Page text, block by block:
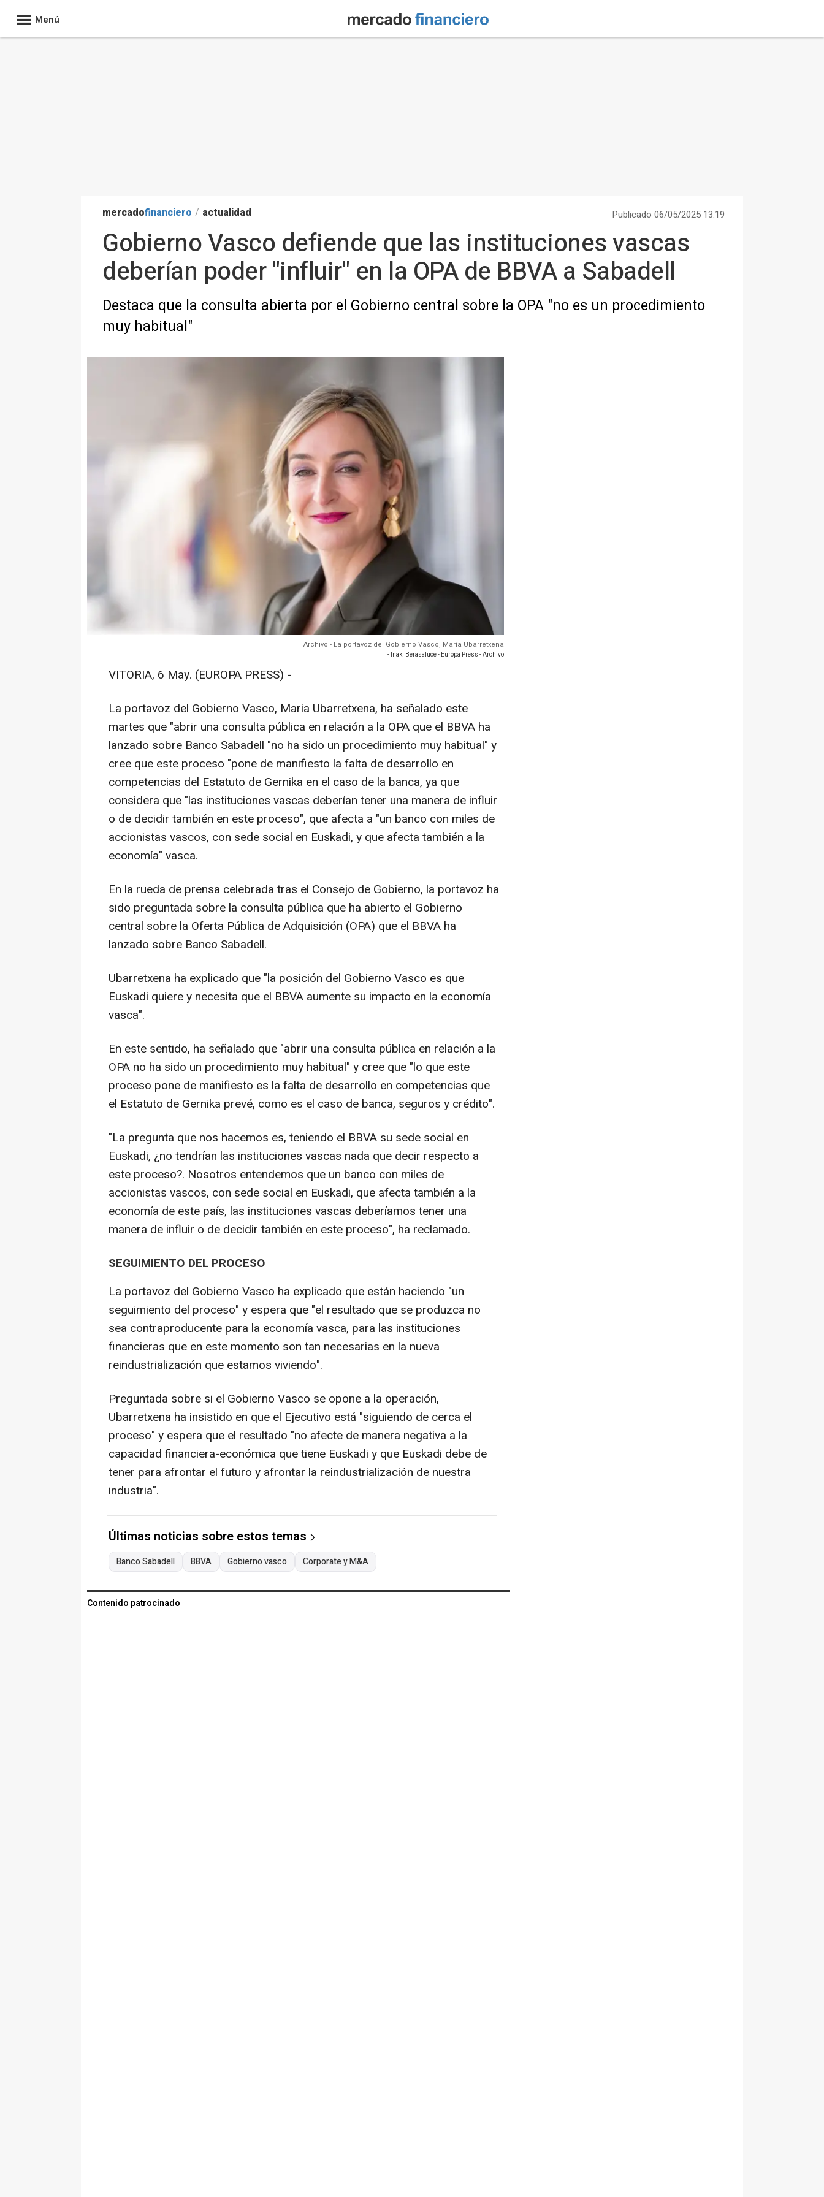
Menú
mercadofinanciero / actualidad Publicado 06/05/2025 13:19
Gobierno Vasco defiende que las instituciones vascas
deberían poder "influir" en la OPA de BBVA a Sabadell
Destaca que la consulta abierta por el Gobierno central sobre la OPA "no es un procedimiento
muy habitual"
Archivo - La portavoz del Gobierno Vasco, María Ubarretxena
- Iñaki Berasaluce - Europa Press - Archivo
VITORIA, 6 May. (EUROPA PRESS) -
La portavoz del Gobierno Vasco, Maria Ubarretxena, ha señalado este
martes que "abrir una consulta pública en relación a la OPA que el BBVA ha
lanzado sobre Banco Sabadell "no ha sido un procedimiento muy habitual" y
cree que este proceso "pone de manifiesto la falta de desarrollo en
competencias del Estatuto de Gernika en el caso de la banca, ya que
considera que "las instituciones vascas deberían tener una manera de influir
o de decidir también en este proceso", que afecta a "un banco con miles de
accionistas vascos, con sede social en Euskadi, y que afecta también a la
economía" vasca.
En la rueda de prensa celebrada tras el Consejo de Gobierno, la portavoz ha
sido preguntada sobre la consulta pública que ha abierto el Gobierno
central sobre la Oferta Pública de Adquisición (OPA) que el BBVA ha
lanzado sobre Banco Sabadell.
Ubarretxena ha explicado que "la posición del Gobierno Vasco es que
Euskadi quiere y necesita que el BBVA aumente su impacto en la economía
vasca".
En este sentido, ha señalado que "abrir una consulta pública en relación a la
OPA no ha sido un procedimiento muy habitual" y cree que "lo que este
proceso pone de manifiesto es la falta de desarrollo en competencias que
el Estatuto de Gernika prevé, como es el caso de banca, seguros y crédito".
"La pregunta que nos hacemos es, teniendo el BBVA su sede social en
Euskadi, ¿no tendrían las instituciones vascas nada que decir respecto a
este proceso?. Nosotros entendemos que un banco con miles de
accionistas vascos, con sede social en Euskadi, que afecta también a la
economía de este país, las instituciones vascas deberíamos tener una
manera de influir o de decidir también en este proceso", ha reclamado.
SEGUIMIENTO DEL PROCESO
La portavoz del Gobierno Vasco ha explicado que están haciendo "un
seguimiento del proceso" y espera que "el resultado que se produzca no
sea contraproducente para la economía vasca, para las instituciones
financieras que en este momento son tan necesarias en la nueva
reindustrialización que estamos viviendo".
Preguntada sobre si el Gobierno Vasco se opone a la operación,
Ubarretxena ha insistido en que el Ejecutivo está "siguiendo de cerca el
proceso" y espera que el resultado "no afecte de manera negativa a la
capacidad financiera-económica que tiene Euskadi y que Euskadi debe de
tener para afrontar el futuro y afrontar la reindustrialización de nuestra
industria".
Últimas noticias sobre estos temas
Banco Sabadell BBVA Gobierno vasco Corporate y M&A
Contenido patrocinado